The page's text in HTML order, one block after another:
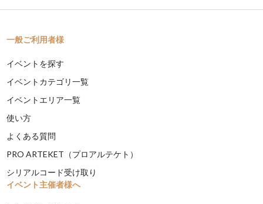
一般ご利用者様
イベントを探す
イベントカテゴリ一覧
イベントエリア一覧
使い方
よくある質問
PRO ARTEKET（プロアルテケト）
シリアルコード受け取り
イベント主催者様へ